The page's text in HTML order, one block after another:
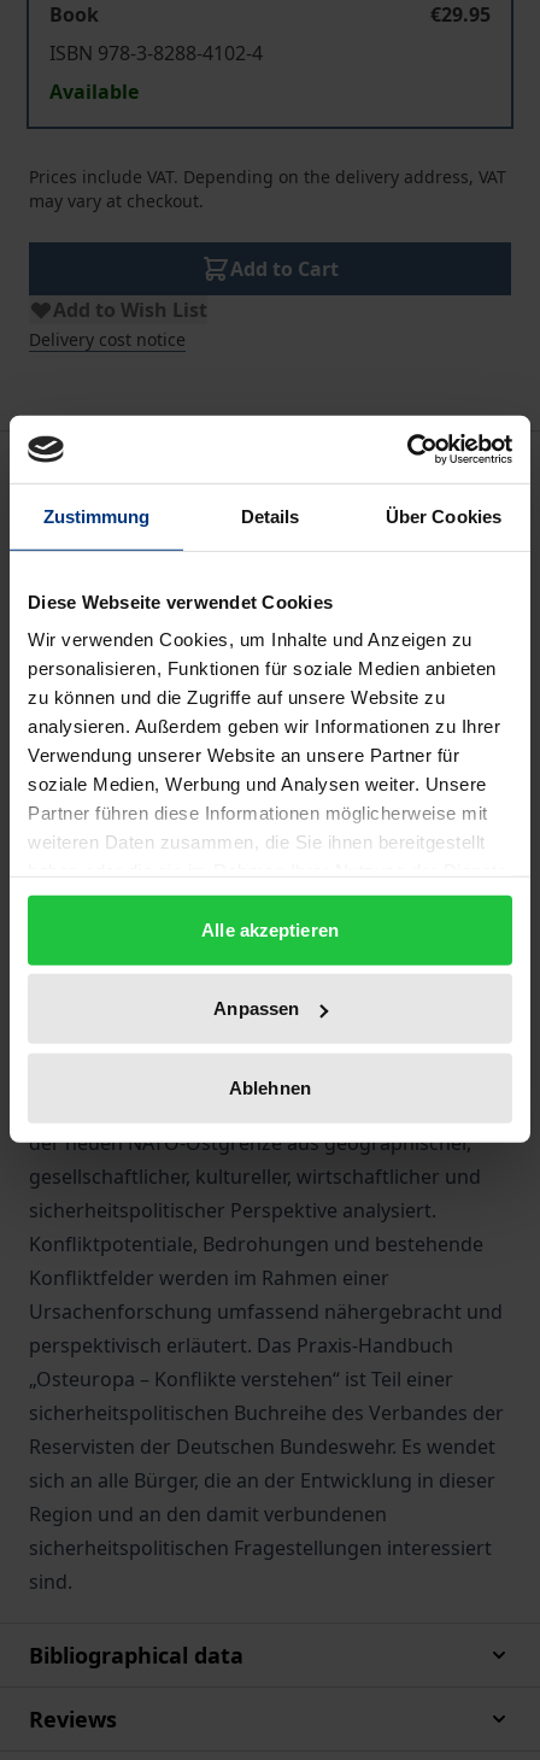
Zustimmung Details Über Cookies
Diese Webseite verwendet Cookies
Wir verwenden Cookies, um Inhalte und Anzeigen zu
personalisieren, Funktionen für soziale Medien anbieten
zu können und die Zugriffe auf unsere Website zu
analysieren. Außerdem geben wir Informationen zu Ihrer
Verwendung unserer Website an unsere Partner für
soziale Medien, Werbung und Analysen weiter. Unsere
Partner führen diese Informationen möglicherweise mit
weiteren Daten zusammen, die Sie ihnen bereitgestellt
gesammelt haben.
Alle akzeptieren
Anpassen
Ablehnen
Book
€29.95
ISBN 978-3-8288-4102-4
Available
Prices include VAT. Depending on the delivery address, VAT
may vary at checkout.
Add to Cart
Add to Wish List
Delivery cost notice
Description
Bei Auflösung der Sowjetunion glaubte die
Osteuropa zu einer stabilen, demokratischen und
friedlichen Region entwickeln könnte. Bald zeigte
sich, dass konfliktträchtige Entwicklungen und
ethnische Spannungen diesen Teil Europas über nun
schon mehr als zwei Jahrzehnte bestimmen würden.
Alte und neue Konfliktfelder beeinflussen die
sicherheitspolitische Lage. Konflikte erschweren in
einigen Ländern der Region gesamtstaatliche und
ausgelöst. Dauerhafte friedliche Lösungen
erscheinen nicht in Sicht. Mitglieder des Verbandes
der Reservisten der Deutschen Bundeswehr e. V.
haben im Rahmen einer Arbeitsgruppe die
unterschiedlichen Konfliktfelder Osteuropas
der neuen NATO-Ostgrenze aus geographischer,
gesellschaftlicher, kultureller, wirtschaftlicher und
sicherheitspolitischer Perspektive analysiert.
Konfliktpotentiale, Bedrohungen und bestehende
Konfliktfelder werden im Rahmen einer
Ursachenforschung umfassend nähergebracht und
perspektivisch erläutert. Das Praxis-Handbuch
„Osteuropa – Konflikte verstehen“ ist Teil einer
sicherheitspolitischen Buchreihe des Verbandes der
Reservisten der Deutschen Bundeswehr. Es wendet
sich an alle Bürger, die an der Entwicklung in dieser
Region und an den damit verbundenen
sicherheitspolitischen Fragestellungen interessiert
sind.
Bibliographical data
Reviews